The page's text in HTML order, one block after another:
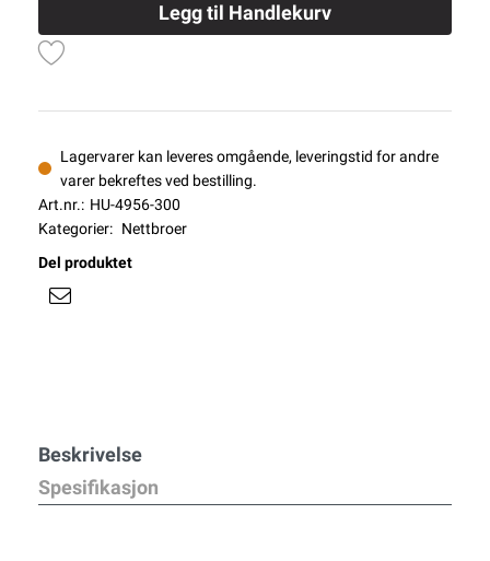
Legg til Handlekurv
Lagervarer kan leveres omgående, leveringstid for andre
varer bekreftes ved bestilling.
Art.nr.: HU-4956-300
Kategorier: Nettbroer
Del produktet
Beskrivelse
Spesifikasjon